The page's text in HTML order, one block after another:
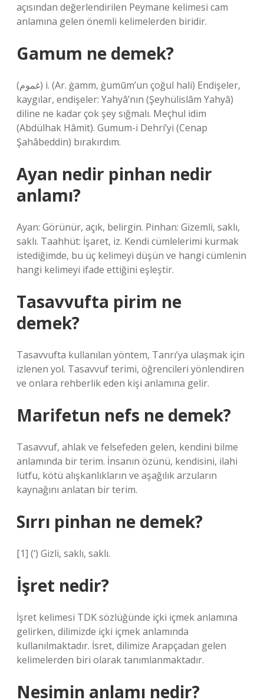
açısından değerlendirilen Peymane kelimesi cam
anlamına gelen önemli kelimelerden biridir.
Gamum ne demek?
(ﻏﻤﻮﻡ) i. (Ar. ġamm, ġumūm’un çoğul hali) Endişeler,
kaygılar, endişeler: Yahyâ’nın (Şeyhülislâm Yahyâ)
diline ne kadar çok şey sığmalı. Meçhul idim
(Abdülhak Hâmit). Gumum-i Dehri’yi (Cenap
Şahâbeddin) bırakırdım.
Ayan nedir pinhan nedir
anlamı?
Ayan: Görünür, açık, belirgin. Pinhan: Gizemli, saklı,
saklı. Taahhüt: İşaret, iz. Kendi cümlelerimi kurmak
istediğimde, bu üç kelimeyi düşün ve hangi cümlenin
hangi kelimeyi ifade ettiğini eşleştir.
Tasavvufta pirim ne
demek?
Tasavvufta kullanılan yöntem, Tanrı’ya ulaşmak için
izlenen yol. Tasavvuf terimi, öğrencileri yönlendiren
ve onlara rehberlik eden kişi anlamına gelir.
Marifetun nefs ne demek?
Tasavvuf, ahlak ve felsefeden gelen, kendini bilme
anlamında bir terim. İnsanın özünü, kendisini, ilahi
lütfu, kötü alışkanlıkların ve aşağılık arzuların
kaynağını anlatan bir terim.
Sırrı pinhan ne demek?
[1] (‘) Gizli, saklı, saklı.
İşret nedir?
İşret kelimesi TDK sözlüğünde içki içmek anlamına
gelirken, dilimizde içki içmek anlamında
kullanılmaktadır. İsret, dilimize Arapçadan gelen
kelimelerden biri olarak tanımlanmaktadır.
Nesimin anlamı nedir?